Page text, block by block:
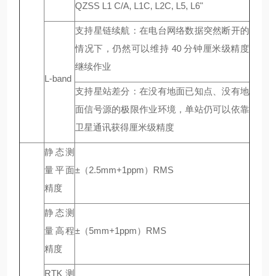
QZSS L1 C/A, L1C, L2C, L5, L6"
L-band
支持星链续航：在电台网络数据突然断开的
情况下，仍然可以维持 40 分钟厘米级精度
继续作业
支持星站差分：在没有地面已知点、没有地
面信号源的极限作业环境，单站仍可以依靠
卫星通讯获得厘米级精度
静态测
量平面
精度
±（2.5mm+1ppm）RMS
静态测
量高程
精度
±（5mm+1ppm）RMS
RTK测